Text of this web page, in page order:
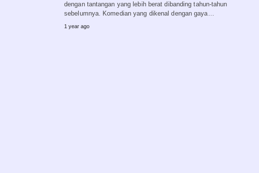
dengan tantangan yang lebih berat dibanding tahun-tahun
sebelumnya. Komedian yang dikenal dengan gaya…
1 year ago